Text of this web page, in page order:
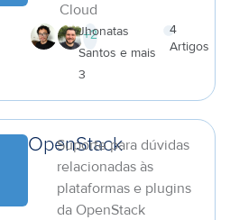
Cloud
+2
Jhonatas
Santos e mais
3
4
Artigos
OpenStack
Suporte para dúvidas
relacionadas às
plataformas e plugins
da OpenStack